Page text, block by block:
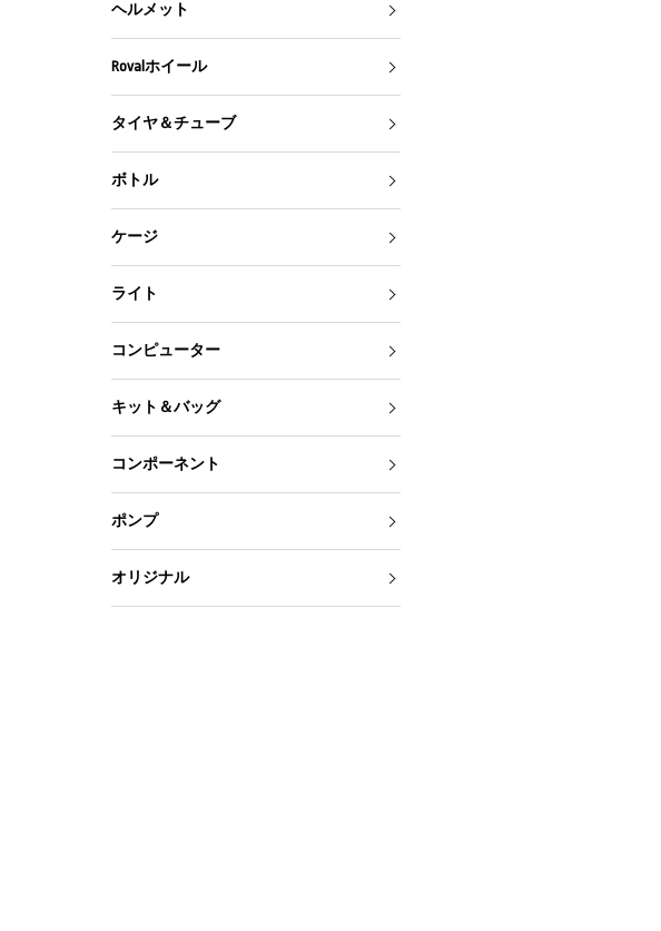
ヘルメット
Rovalホイール
タイヤ＆チューブ
ボトル
ケージ
ライト
コンピューター
キット＆バッグ
コンポーネント
ポンプ
オリジナル